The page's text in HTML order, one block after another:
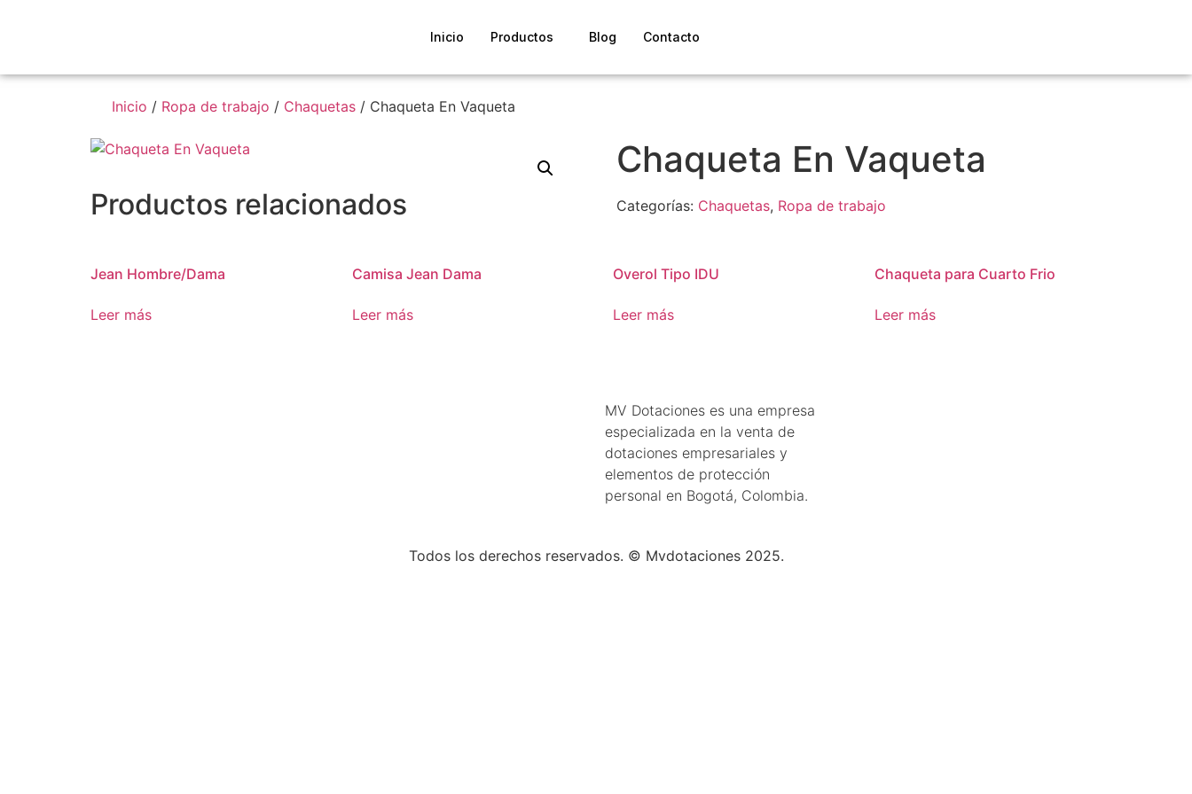
Inicio Productos Blog Contacto
Inicio / Ropa de trabajo / Chaquetas / Chaqueta En Vaqueta
Chaqueta En Vaqueta
Categorías: Chaquetas, Ropa de trabajo
Productos relacionados
Jean Hombre/Dama
Leer más
Camisa Jean Dama
Leer más
Overol Tipo IDU
Leer más
Chaqueta para Cuarto Frio
Leer más
MV Dotaciones es una empresa
especializada en la venta de
dotaciones empresariales y
elementos de protección
personal en Bogotá, Colombia.
Todos los derechos reservados. © Mvdotaciones 2025.